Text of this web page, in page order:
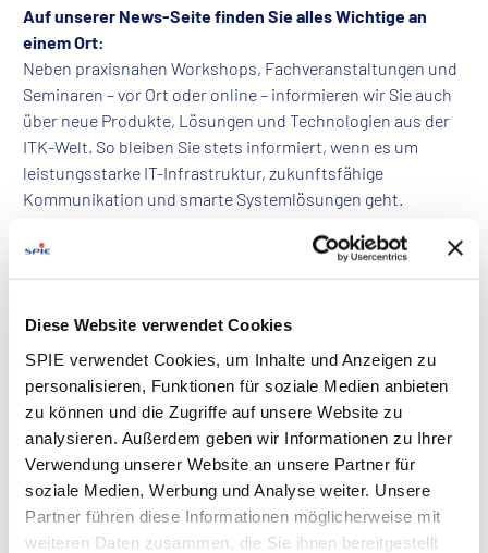
Diese Website verwendet Cookies
SPIE verwendet Cookies, um Inhalte und Anzeigen zu
personalisieren, Funktionen für soziale Medien anbieten
zu können und die Zugriffe auf unsere Website zu
analysieren. Außerdem geben wir Informationen zu Ihrer
Verwendung unserer Website an unsere Partner für
soziale Medien, Werbung und Analyse weiter. Unsere
Partner führen diese Informationen möglicherweise mit
weiteren Daten zusammen, die Sie ihnen bereitgestellt
Auf unserer News-Seite finden Sie alles Wichtige an
einem Ort:
Neben praxisnahen Workshops, Fachveranstaltungen und
Seminaren – vor Ort oder online – informieren wir Sie auch
über neue Produkte, Lösungen und Technologien aus der
ITK-Welt. So bleiben Sie stets informiert, wenn es um
leistungsstarke IT-Infrastruktur, zukunftsfähige
Kommunikation und smarte Systemlösungen geht.
Fachwissen und relevanten Neuigkeiten – kompakt,
verständlich und direkt aus der Praxis.